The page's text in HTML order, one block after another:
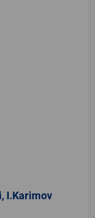
I.Karimov